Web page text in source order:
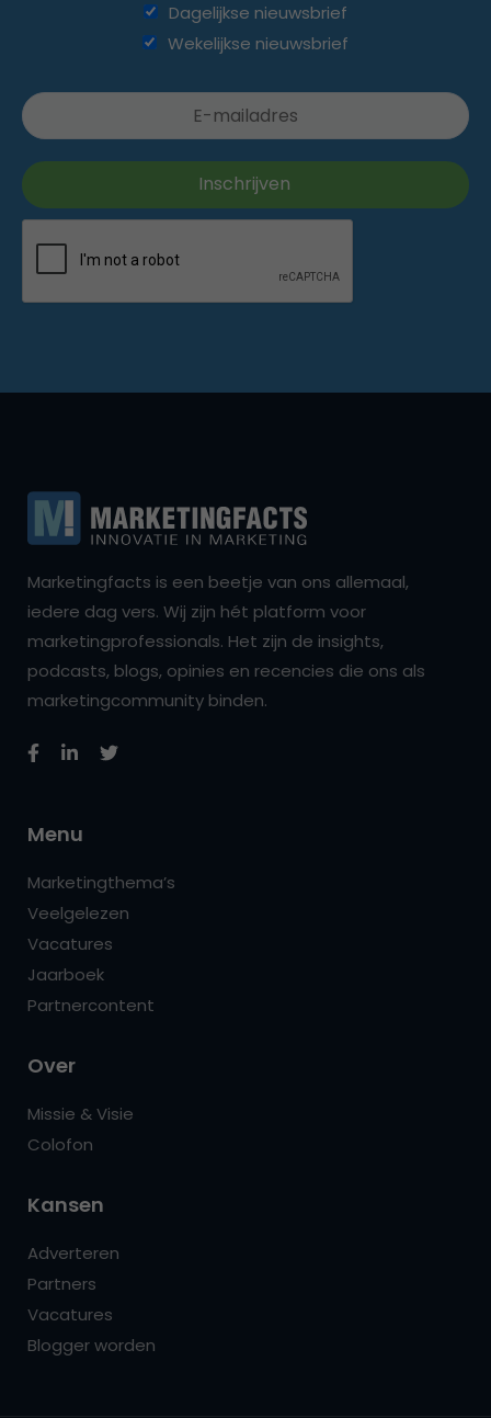
Dagelijkse nieuwsbrief
Wekelijkse nieuwsbrief
Marketingfacts is een beetje van ons allemaal,
iedere dag vers. Wij zijn hét platform voor
marketingprofessionals. Het zijn de insights,
podcasts, blogs, opinies en recencies die ons als
marketingcommunity binden.
Menu
Marketingthema’s
Veelgelezen
Vacatures
Jaarboek
Partnercontent
Over
Missie & Visie
Colofon
Kansen
Adverteren
Partners
Vacatures
Blogger worden